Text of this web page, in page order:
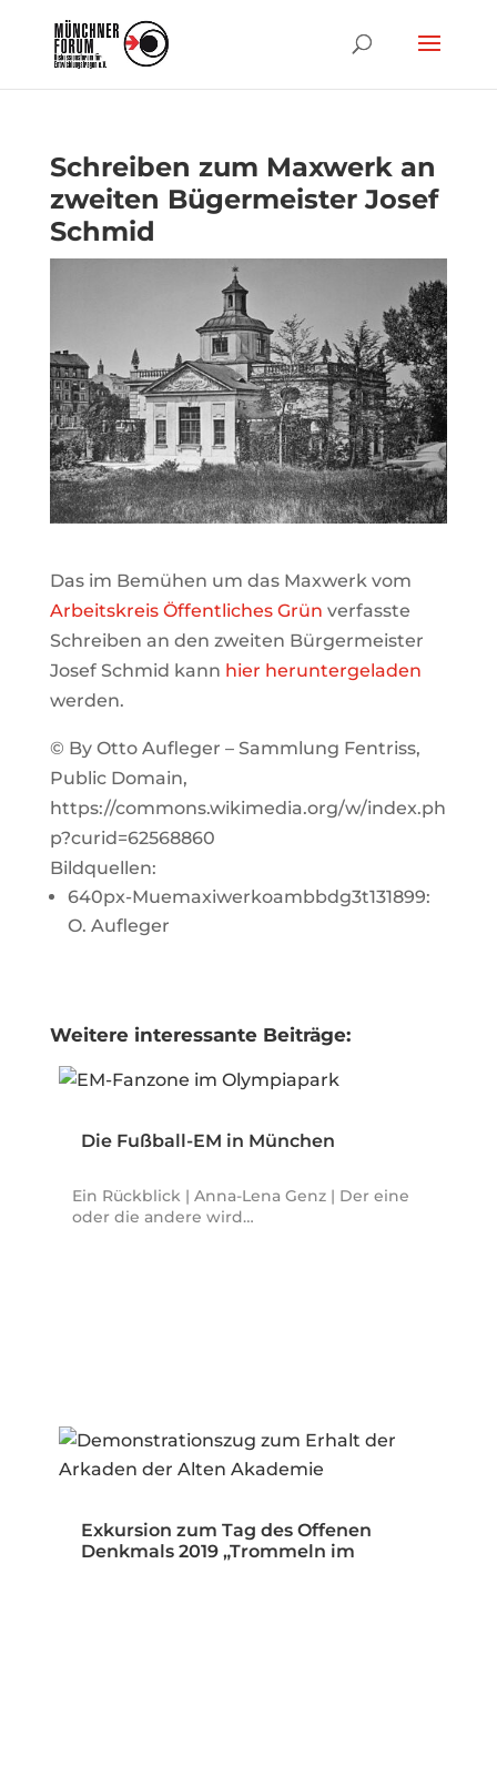
Schreiben zum Maxwerk an
zweiten Bügermeister Josef
Schmid
Das im Bemühen um das Maxwerk vom
Arbeitskreis Öffentliches Grün verfasste
Schreiben an den zweiten Bürgermeister
Josef Schmid kann hier heruntergeladen
werden.
© By Otto Aufleger – Sammlung Fentriss,
Public Domain,
https://commons.wikimedia.org/w/index.ph
p?curid=62568860
Bildquellen:
640px-Muemaxiwerkoambbdg3t131899:
O. Aufleger
Weitere interessante Beiträge:
Die Fußball-EM in München
Ein Rückblick | Anna-Lena Genz | Der eine
oder die andere wird…
Exkursion zum Tag des Offenen
Denkmals 2019 „Trommeln im